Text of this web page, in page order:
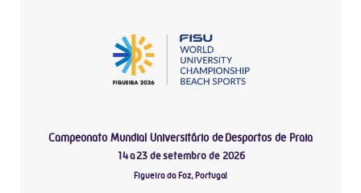
Campeonato Mundial Universitário de Desportos de Praia
14 a 23 de setembro de 2026
Figueira da Foz, Portugal